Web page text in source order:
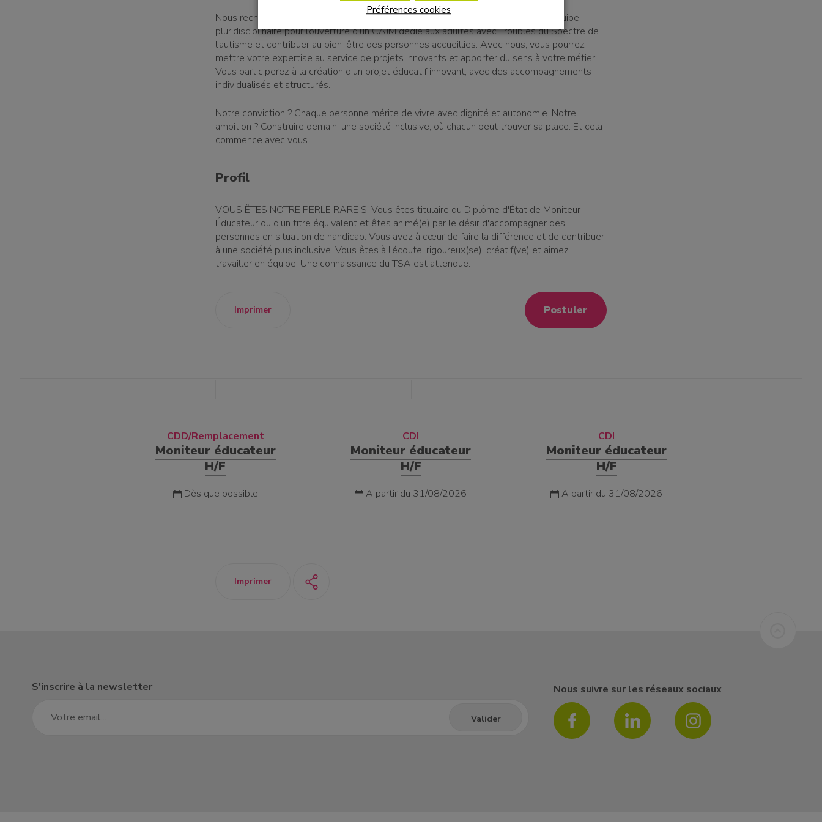
Nous recherchons un Moniteur Educateur H/F passionné(e) pour rejoindre notre équipe
pluridisciplinaire pour l’ouverture d’un CAJM dédié aux adultes avec Troubles du Spectre de
l’autisme et contribuer au bien-être des personnes accueillies. Avec nous, vous pourrez
mettre votre expertise au service de projets innovants et apporter du sens à votre métier.
Vous participerez à la création d’un projet éducatif innovant, avec des accompagnements
individualisés et structurés.
Notre conviction ? Chaque personne mérite de vivre avec dignité et autonomie. Notre
ambition ? Construire demain, une société inclusive, où chacun peut trouver sa place. Et cela
commence avec vous.
Profil
VOUS ÊTES NOTRE PERLE RARE SI Vous êtes titulaire du Diplôme d'État de Moniteur-
Éducateur ou d'un titre équivalent et êtes animé(e) par le désir d'accompagner des
personnes en situation de handicap. Vous avez à cœur de faire la différence et de contribuer
à une société plus inclusive. Vous êtes à l'écoute, rigoureux(se), créatif(ve) et aimez
travailler en équipe. Une connaissance du TSA est attendue.
Imprimer Postuler
CDD/Remplacement
Moniteur éducateur
H/F
Dès que possible
CDI
Moniteur éducateur
H/F
A partir du 31/08/2026
CDI
Moniteur éducateur
H/F
A partir du 31/08/2026
Imprimer
S'inscrire à la newsletter Nous suivre sur les réseaux sociaux
Préférences cookies